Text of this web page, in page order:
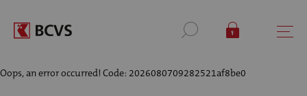
Oops, an error occurred! Code: 2026080709282521af8be0